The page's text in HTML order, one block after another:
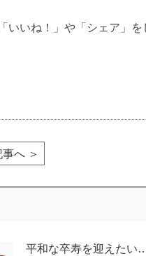
いいね！」や「シェア」を
へ ＞
平和な卒寿を迎えたい